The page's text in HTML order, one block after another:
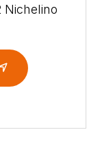
Nichelino